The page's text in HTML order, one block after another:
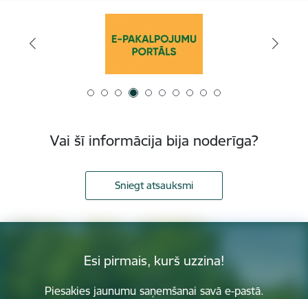
Vai šī informācija bija noderīga?
Sniegt atsauksmi
Esi pirmais, kurš uzzina!
Piesakies jaunumu saņemšanai savā e-pastā.